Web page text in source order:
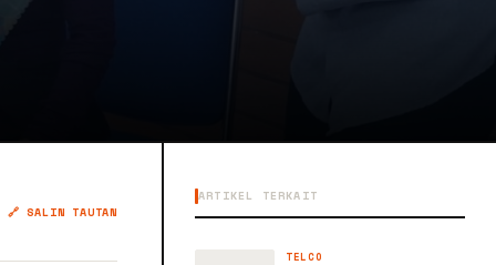
🔗 SALIN TAUTAN
ARTIKEL TERKAIT
TELCO